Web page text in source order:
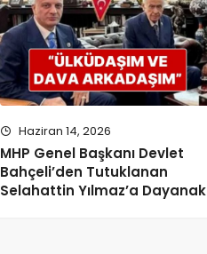
Haziran 14, 2026
MHP Genel Başkanı Devlet
Bahçeli’den Tutuklanan
Selahattin Yılmaz’a Dayanak